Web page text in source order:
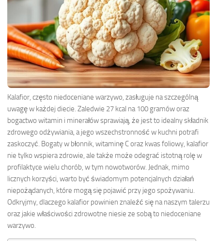
Kalafior, często niedoceniane warzywo, zasługuje na szczególną
uwagę w każdej diecie. Zaledwie 27 kcal na 100 gramów oraz
bogactwo witamin i minerałów sprawiają, że jest to idealny składnik
zdrowego odżywiania, a jego wszechstronność w kuchni potrafi
zaskoczyć. Bogaty w błonnik, witaminę C oraz kwas foliowy, kalafior
nie tylko wspiera zdrowie, ale także może odegrać istotną rolę w
profilaktyce wielu chorób, w tym nowotworów. Jednak, mimo
licznych korzyści, warto być świadomym potencjalnych działań
niepożądanych, które mogą się pojawić przy jego spożywaniu.
Odkryjmy, dlaczego kalafior powinien znaleźć się na naszym talerzu
oraz jakie właściwości zdrowotne niesie ze sobą to niedoceniane
warzywo.